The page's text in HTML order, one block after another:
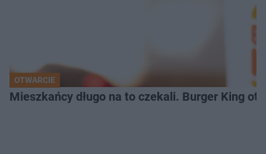
OTWARCIE
Mieszkańcy długo na to czekali. Burger King